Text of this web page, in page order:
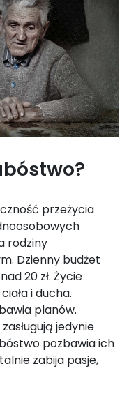
przeżycia
rodziny
Dzienny budżet
20 zł. Życie
i ducha.
planów.
jedynie
pozbawia ich
zabija pasje,